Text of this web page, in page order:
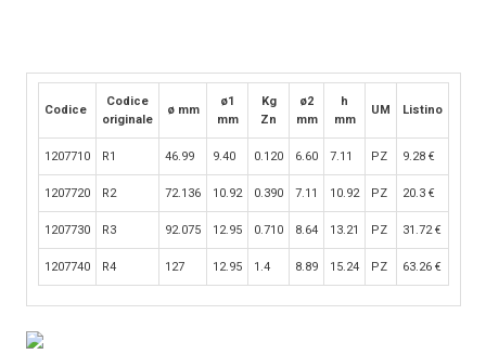
Codice
Codice
originale
ø mm
ø1
mm
Kg
Zn
ø2
mm
h
mm
UM Listino
1207710 R1 46.99 9.40 0.120 6.60 7.11 PZ 9.28 €
1207720 R2 72.136 10.92 0.390 7.11 10.92 PZ 20.3 €
1207730 R3 92.075 12.95 0.710 8.64 13.21 PZ 31.72€
1207740 R4 127 12.95 1.4 8.89 15.24 PZ 63.26 €